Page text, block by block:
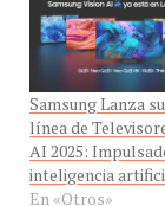
Samsung Lanza su
línea de
AI 2025:
inteligencia
En «Otros»